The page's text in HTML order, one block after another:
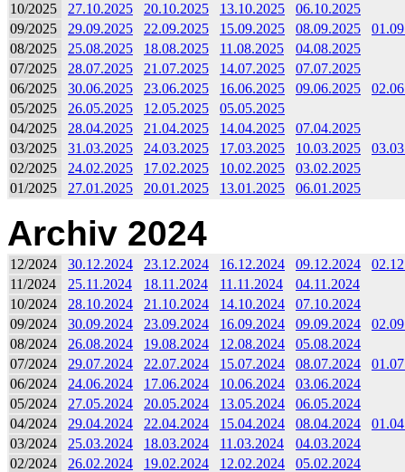
10/2025
27.10.2025 20.10.2025 13.10.2025
06.10.2025
09/2025
29.09.2025 22.09.2025 15.09.2025 08.09.2025
08/2025
25.08.2025 18.08.2025 11.08.2025
04.08.2025
07/2025
28.07.2025 21.07.2025 14.07.2025
07.07.2025
06/2025
30.06.2025 23.06.2025 16.06.2025 09.06.2025
05/2025
26.05.2025 12.05.2025
05.05.2025
04/2025
28.04.2025 21.04.2025 14.04.2025
07.04.2025
03/2025
31.03.2025 24.03.2025 17.03.2025 10.03.2025
02/2025
24.02.2025 17.02.2025 10.02.2025
03.02.2025
01/2025
27.01.2025 20.01.2025 13.01.2025 06.01.2025
Archiv 2024
12/2024 30.12.2024 23.12.2024 16.12.2024 09.12.2024
11/2024
25.11.2024 18.11.2024 11.11.2024
04.11.2024
10/2024
28.10.2024 21.10.2024 14.10.2024
07.10.2024
09/2024
30.09.2024 23.09.2024 16.09.2024 09.09.2024
08/2024
26.08.2024 19.08.2024 12.08.2024
05.08.2024
07/2024
29.07.2024 22.07.2024 15.07.2024 08.07.2024
06/2024
24.06.2024 17.06.2024 10.06.2024
03.06.2024
05/2024
27.05.2024 20.05.2024 13.05.2024
06.05.2024
04/2024
29.04.2024 22.04.2024 15.04.2024 08.04.2024
03/2024
25.03.2024 18.03.2024 11.03.2024
04.03.2024
02/2024
26.02.2024 19.02.2024 12.02.2024
05.02.2024